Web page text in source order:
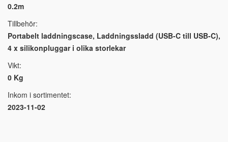
0.2m
Tillbehör:
Portabelt laddningscase, Laddningssladd (USB-C till USB-C),
4 x silikonpluggar i olika storlekar
Vikt:
0 Kg
Inkom i sortimentet:
2023-11-02